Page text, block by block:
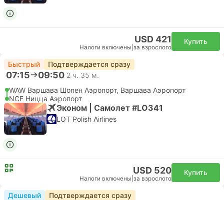
USD 421
Налоги включены за взрослого
Купить
Быстрый Подтверждается сразу
07:15 09:50 2 ч. 35 м.
WAW Варшава Шопен Аэропорт, Варшава Аэропорт
NCE Ницца Аэропорт
Эконом | Самолет #LO341
LOT Polish Airlines
USD 520
Налоги включены за взрослого
Купить
Дешевый Подтверждается сразу